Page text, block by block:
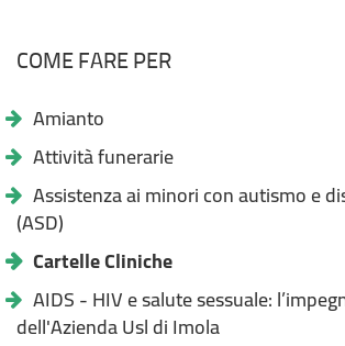
COME FARE PER
Amianto
Attività funerarie
Assistenza ai minori con autismo e
(ASD)
Cartelle Cliniche
AIDS - HIV e salute sessuale:
dell'Azienda Usl di Imola